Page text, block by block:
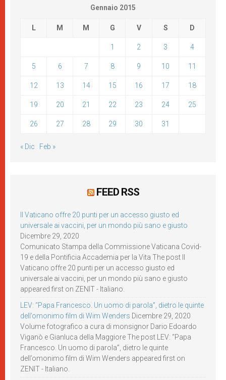
Gennaio 2015
L M M G V S D
1 2 3 4
5 6 7 8 9 10 11
12 13 14 15 16 17 18
19 20 21 22 23 24 25
26 27 28 29 30 31
« Dic Feb »
FEED RSS
Il Vaticano offre 20 punti per un accesso giusto ed
universale ai vaccini, per un mondo più sano e giusto
Dicembre 29, 2020
Comunicato Stampa della Commissione Vaticana Covid-
19 e della Pontificia Accademia per la Vita The post Il
Vaticano offre 20 punti per un accesso giusto ed
universale ai vaccini, per un mondo più sano e giusto
appeared first on ZENIT - Italiano.
LEV: “Papa Francesco. Un uomo di parola”, dietro le quinte
dell’omonimo film di Wim Wenders Dicembre 29, 2020
Volume fotografico a cura di monsignor Dario Edoardo
Viganò e Gianluca della Maggiore The post LEV: “Papa
Francesco. Un uomo di parola”, dietro le quinte
dell’omonimo film di Wim Wenders appeared first on
ZENIT - Italiano.